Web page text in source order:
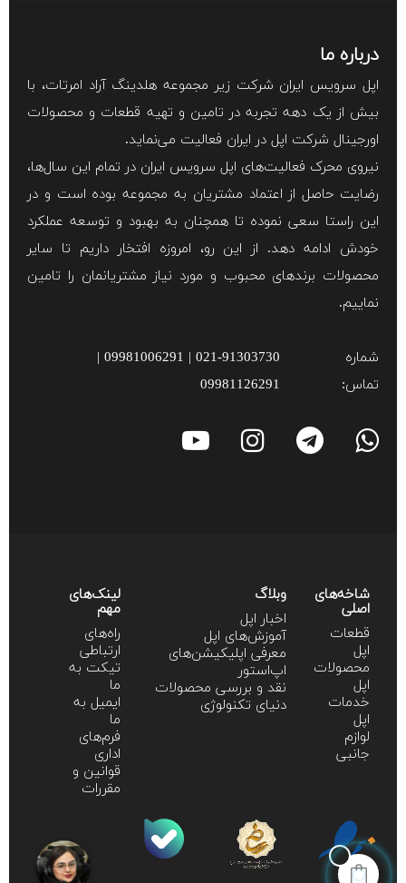
درباره ما
اپل سرویس ایران شرکت زیر مجموعه هلدینگ آراد امرتات، با
بیش از یک دهه تجربه در تامین و تهیه قطعات و محصولات
اورجینال شرکت اپل در ایران فعالیت می‌نماید.
نیروی محرک فعالیت‌های اپل سرویس ایران در تمام این سال‌ها،
رضایت حاصل از اعتماد مشتریان به مجموعه بوده است و در
این راستا سعی نموده تا همچنان به بهبود و توسعه عملکرد
خودش ادامه دهد. از این رو، امروزه افتخار داریم تا سایر
محصولات برند‌های محبوب و مورد نیاز مشتریانمان را تامین
نماییم.
شماره
تماس:
021-91303730 | 09981006291 |
09981126291
شاخه‌های
اصلی
قطعات
اپل
محصولات
اپل
خدمات
اپل
لوازم
جانبی
وبلاگ
اخبار اپل
آموزش‌‌های اپل
معرفی اپلیکیشن‌های
اپ‌استور
نقد و بررسی محصولات
دنیای تکنولوژی
لینک‌های
مهم
راه‌های
ارتباطی
تیکت به
ما
ایمیل به
ما
فرم‌های
اداری
قوانین و
مقررات